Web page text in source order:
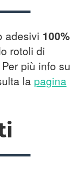
adesivi 100%
rotoli di
più info su
la pagina